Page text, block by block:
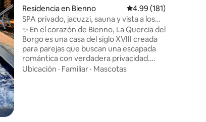
Residencia en Bienno Calificación promedio:
4.99 (181)
SPA privado, jacuzzi, sauna y vista a los
Alpes Luxury Home
✨ En el corazón de Bienno, La Quercia del
Borgo es una casa del siglo XVIII creada
para parejas que buscan una escapada
romántica con verdadera privacidad.
Piedra, madera y diseño acompañan a un
Ubicación · Familiar · Mascotas